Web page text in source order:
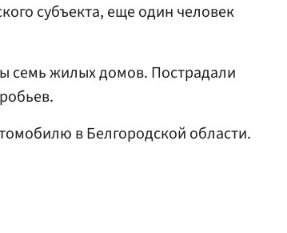
субъекта, еще один человек
семь жилых домов. Пострадали
в Белгородской области.